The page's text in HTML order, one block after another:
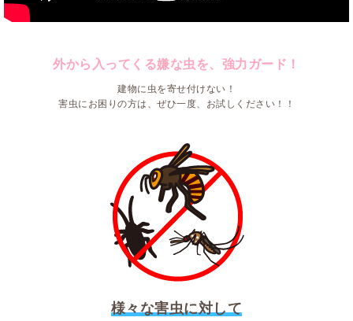
外から入ってくる嫌な虫を、強力ガード！
建物に虫を寄せ付けない！
害虫にお困りの方は、ぜひ一度、お試しください！！
様々な害虫に対して